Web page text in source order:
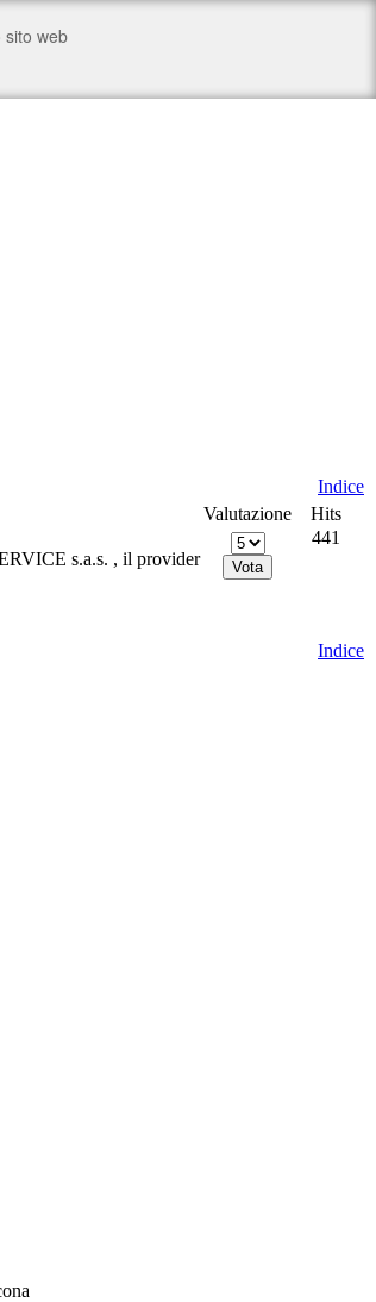
Indice
Valutazione
Hits
s.a.s. , il provider
441
Indice